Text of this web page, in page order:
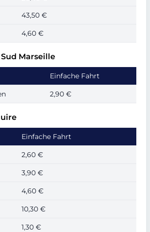
43,50 €
4,60 €
Marseille
Einfache Fahrt
2,90 €
Einfache Fahrt
2,60 €
3,90 €
4,60 €
10,30 €
1,30 €